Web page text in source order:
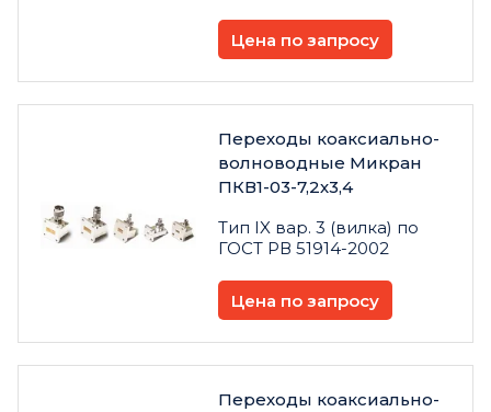
Цена по запросу
Переходы коаксиально-
волноводные Микран
ПКВ1-03-7,2х3,4
Тип IX вар. 3 (вилка) по
ГОСТ РВ 51914-2002
Цена по запросу
Переходы коаксиально-